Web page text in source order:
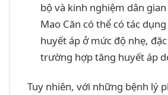
bộ và kinh nghiệm dân
Mao Căn có thể có tác
huyết áp ở mức độ nhẹ,
trường hợp tăng huyết áp
Tuy nhiên, với những bệnh lý